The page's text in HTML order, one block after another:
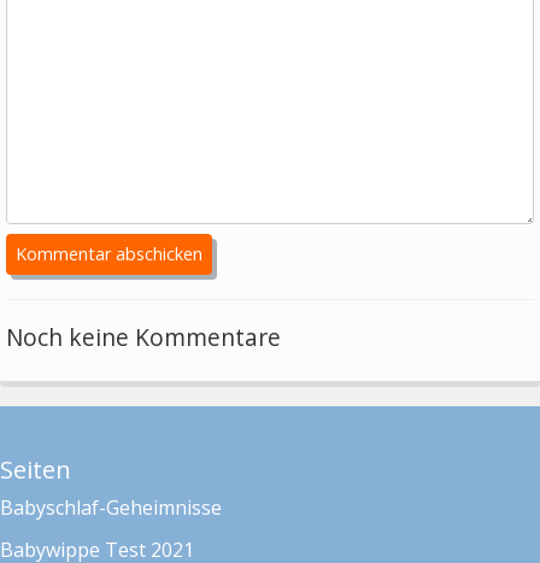
Noch keine Kommentare
Seiten
Babyschlaf-Geheimnisse
Babywippe Test 2021